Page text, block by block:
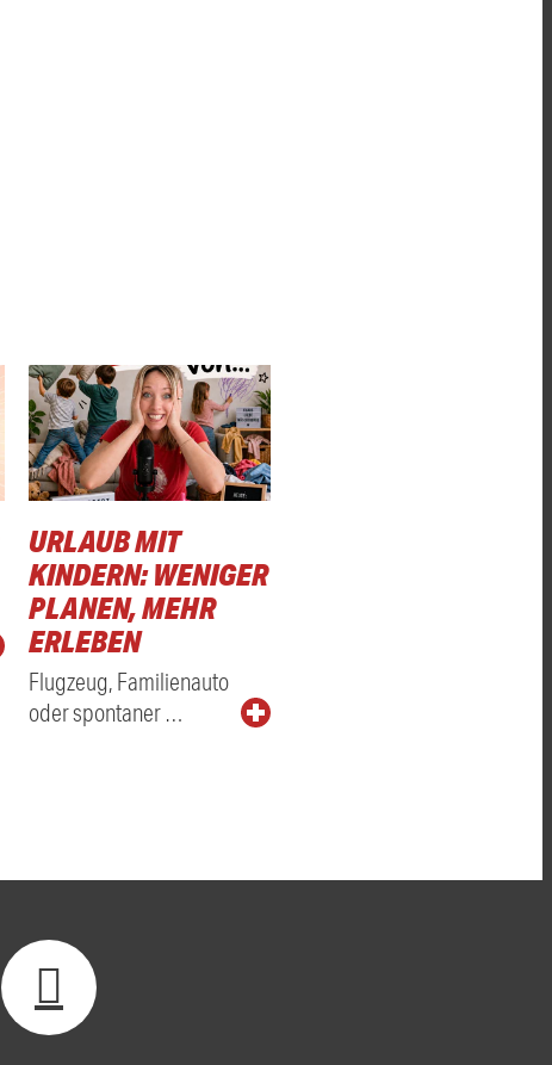
URLAUB MIT
KINDERN: WENIGER
PLANEN, MEHR
ERLEBEN
Flugzeug, Familienauto
oder spontaner …